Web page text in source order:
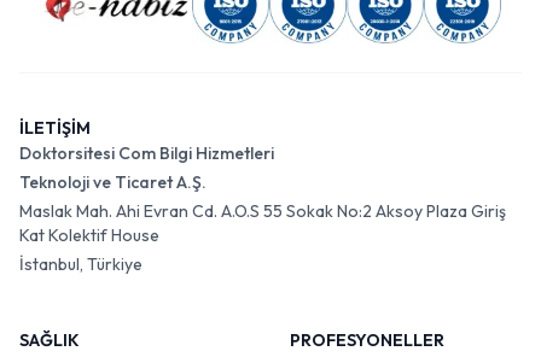
İLETİŞİM
Doktorsitesi Com Bilgi Hizmetleri
Teknoloji ve Ticaret A.Ş.
Maslak Mah. Ahi Evran Cd. A.O.S 55 Sokak No:2 Aksoy Plaza Giriş
Kat Kolektif House
İstanbul, Türkiye
SAĞLIK
PROFESYONELLER